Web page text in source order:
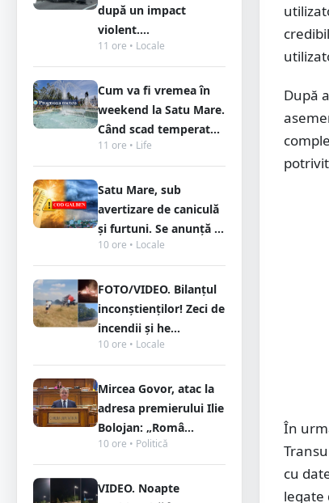
după un impact
violent....
11 ore • Locale
Cum va fi vremea în
weekend la Satu Mare.
Când scad temperat...
11 ore • Life
Satu Mare, sub
avertizare de caniculă
și furtuni. Se anunță ...
10 ore • Locale
FOTO/VIDEO. Bilanțul
inconștienților! Zeci de
incendii și he...
10 ore • Locale
Mircea Govor, atac la
adresa premierului Ilie
Bolojan: „Româ...
10 ore • Politică
VIDEO. Noapte
După
În
cu
legate